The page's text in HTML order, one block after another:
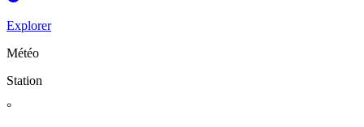
Explorer
Météo
Station
°